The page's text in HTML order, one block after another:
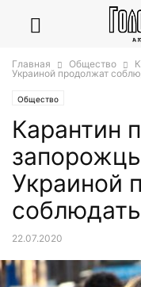
Главная Общество
Украиной продолжат
Общество
Карантин
Украиной
22.07.2020